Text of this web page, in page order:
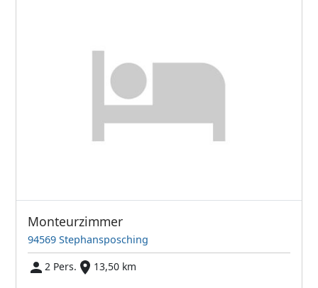
Monteurzimmer
94569 Stephansposching
2 Pers.
13,50 km